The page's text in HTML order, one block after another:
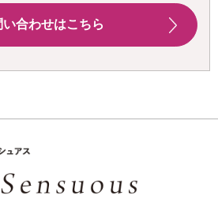
い合わせはこちら